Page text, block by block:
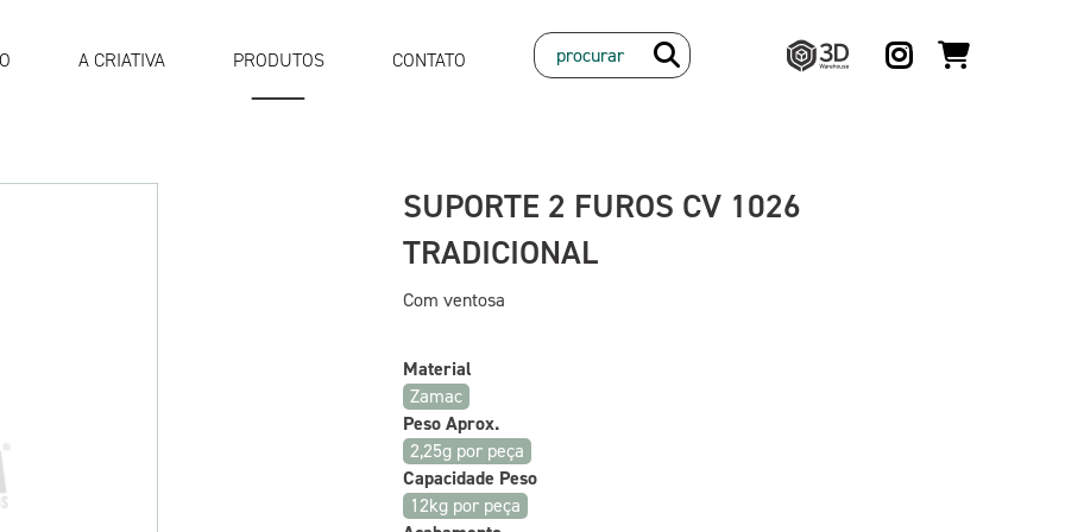
A CRIATIVA PRODUTOS
CONTATO
SUPORTE 2 FUROS CV 1026
TRADICIONAL
Com ventosa
Material
Zamac
Peso Aprox.
2,25g por peça
Capacidade Peso
12kg por peça